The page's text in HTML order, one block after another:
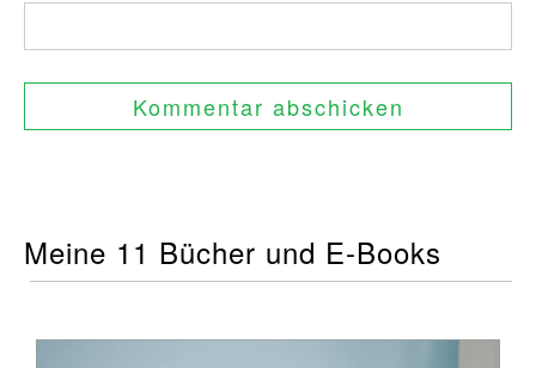
Meine 11 Bücher und E-Books